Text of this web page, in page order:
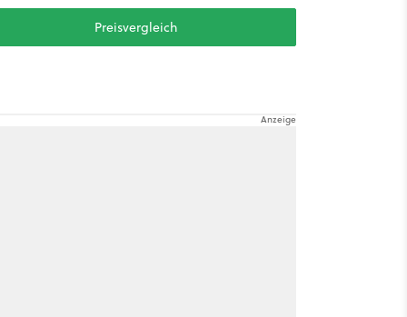
Preisvergleich